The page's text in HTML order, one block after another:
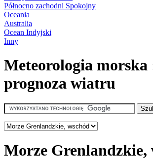
Północno zachodni Spokojny
Oceania
Australia
Ocean Indyjski
Inny
Meteorologia morska
prognoza wiatru
Morze Grenlandzkie,